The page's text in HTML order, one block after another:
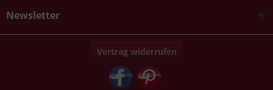
Newsletter
Vertrag widerrufen